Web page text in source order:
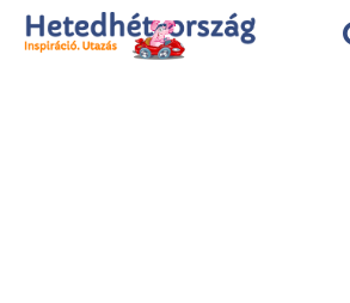
Az oldal sütiket (cookies) használ.
Adatvédelmi tájékoztató